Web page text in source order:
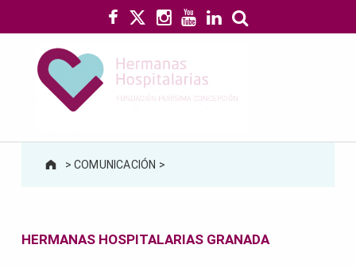
>COMUNICACIÓN >
HERMANAS HOSPITALARIAS GRANADA